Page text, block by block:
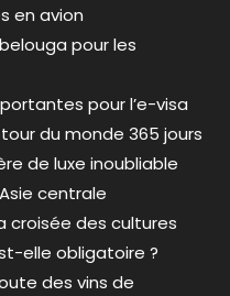
en avion
pour les
pour l’e-visa
du monde 365 jours
de luxe inoubliable
centrale
croisée des cultures
elle obligatoire ?
des vins de